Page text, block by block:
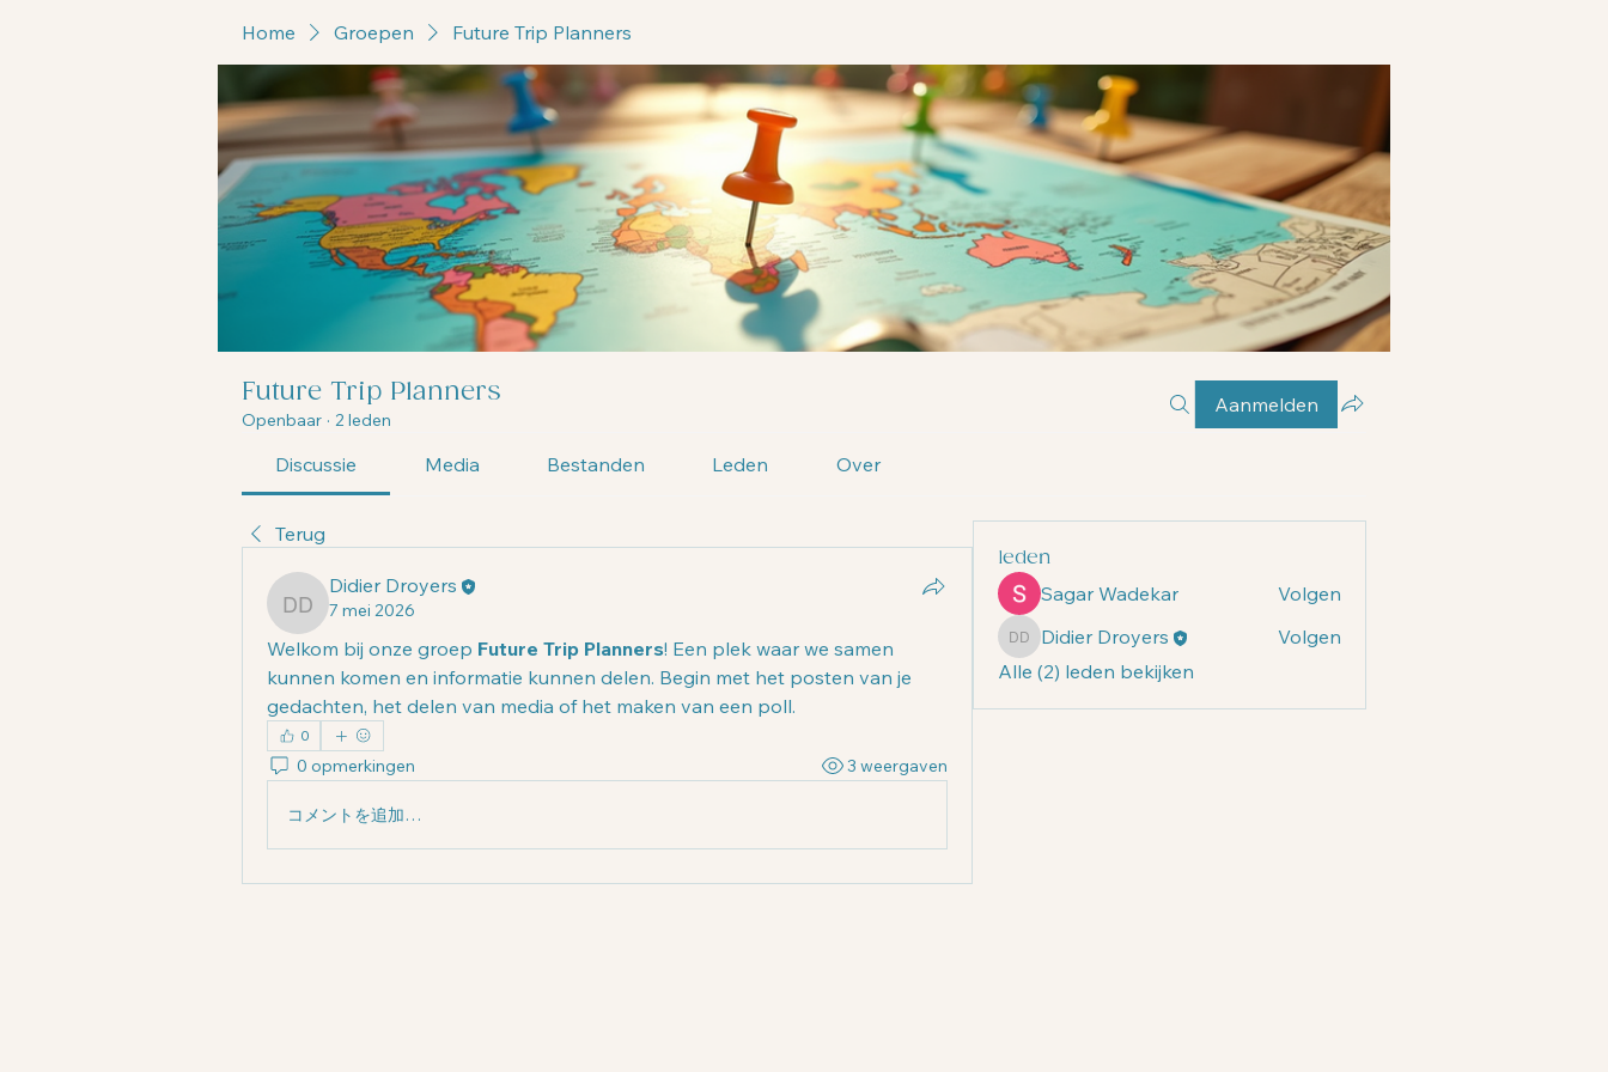
Home Groepen Future Trip Planners
Future Trip Planners
Openbaar · 2 leden
Aanmelden
Discussie Media Bestanden Leden Over
Terug
Didier Droyers
Didier Droyers
7 mei 2026
Welkom bij onze groep Future Trip Planners! Een plek waar we samen
kunnen komen en informatie kunnen delen. Begin met het posten van je
gedachten, het delen van media of het maken van een poll.
0
0 opmerkingen 3 weergaven
コメントを追加…
leden
Sagar Wadekar Volgen
Didier Droyers
Didier Droyers
Volgen
Alle (2) leden bekijken